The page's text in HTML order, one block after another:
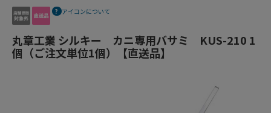
アイコンについて
丸章工業 シルキー カニ専用バサミ KUS-210 1
個（ご注文単位1個）【直送品】